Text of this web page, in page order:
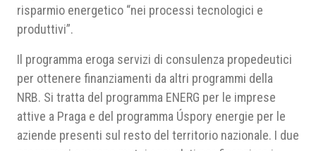
risparmio energetico “nei processi tecnologici e
produttivi”.
Il programma eroga servizi di consulenza propedeutici
per ottenere finanziamenti da altri programmi della
NRB. Si tratta del programma ENERG per le imprese
attive a Praga e del programma Úspory energie per le
aziende presenti sul resto del territorio nazionale. I due